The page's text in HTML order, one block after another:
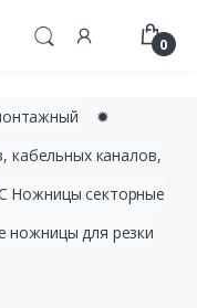
0
✹
кабельных каналов,
Ножницы секторные
ножницы для резки